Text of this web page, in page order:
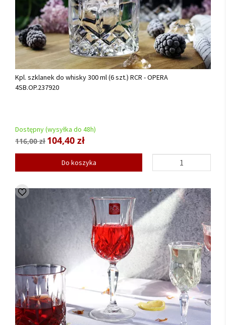
Kpl. szklanek do whisky 300 ml (6 szt.) RCR - OPERA
4SB.OP.237920
Dostępny (wysyłka do 48h)
116,00 zł 104,40 zł
Do koszyka